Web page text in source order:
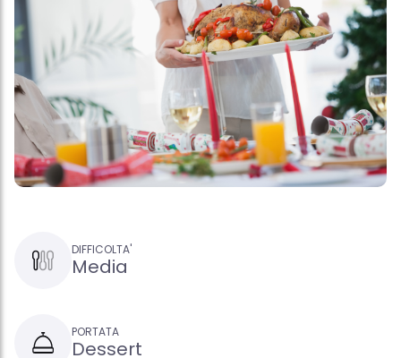
DIFFICOLTA'
Media
PORTATA
Dessert